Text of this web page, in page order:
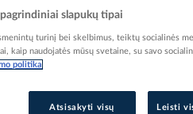
į palyginimą
slapukų tipai
turinį bei skelbimus, teiktų socialinės
kaip naudojatės mūsų svetaine, su savo
politika
Atsisakyti visų Leisti